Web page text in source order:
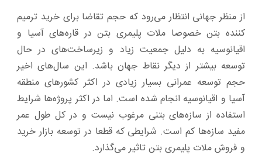
از منظر جهانی انتظار می‌رود که حجم تقاضا برای خرید ترمیم
کننده بتن خصوصا ملات پلیمری بتن در قاره‌های آسیا و
اقیانوسیه به دلیل جمعیت زیاد و زیرساخت‌های در حال
‌توسعه بیشتر از دیگر نقاط جهان باشد. این سال‌های اخیر
حجم توسعه عمرانی بسیار زیادی در اکثر کشورهای منطقه
آسیا و اقیانوسیه انجام‌ شده است. اما در اکثر پروژه‌ها شرایط
استفاده از سازه‌های بتنی مرغوب نیست و در کل طول عمر
مفید سازه‌ها کم است. شرایطی که قطعا در توسعه بازار خرید
و فروش ملات پلیمری بتن تاثیر می‌گذارد.